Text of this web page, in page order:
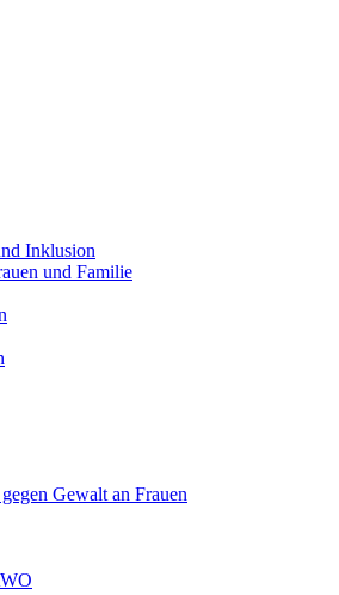
Inklusion
und Familie
Gewalt an Frauen